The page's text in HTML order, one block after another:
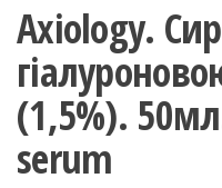
Axiology.
(1,5%).
serum